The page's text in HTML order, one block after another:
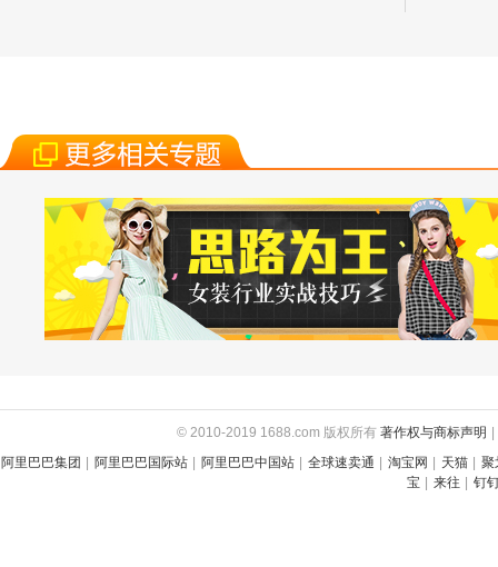
© 2010-2019 1688.com 版权所有 著作权与商标声明
阿里巴巴集团
阿里巴巴国际站 阿里巴巴中国站 全球速卖通 淘宝网 天猫
聚
宝
来往 钉